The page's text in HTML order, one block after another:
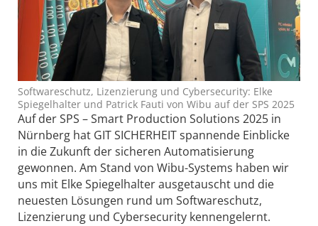
Softwareschutz, Lizenzierung und Cybersecurity: Elke
Spiegelhalter und Patrick Fauti von Wibu auf der SPS 2025
Auf der SPS – Smart Production Solutions 2025 in
Nürnberg hat GIT SICHERHEIT spannende Einblicke
in die Zukunft der sicheren Automatisierung
gewonnen. Am Stand von Wibu-Systems haben wir
uns mit Elke Spiegelhalter ausgetauscht und die
neuesten Lösungen rund um Softwareschutz,
Lizenzierung und Cybersecurity kennengelernt.